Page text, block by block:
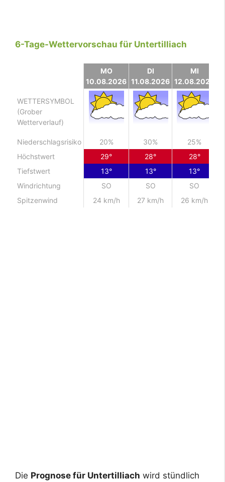
6-Tage-Wettervorschau für Untertilliach
MO
10.08.2026
DI
11.08.2026
MI
12.08.2026
WETTERSYMBOL
(Grober
Wetterverlauf)
Niederschlagsrisiko 20% 30%
25%
Höchstwert
29° 28°
28°
Tiefstwert
13° 13°
13°
Windrichtung
SO SO
SO
Spitzenwind
24 km/h 27 km/h 26 km/h
Die Prognose für Untertilliach wird stündlich